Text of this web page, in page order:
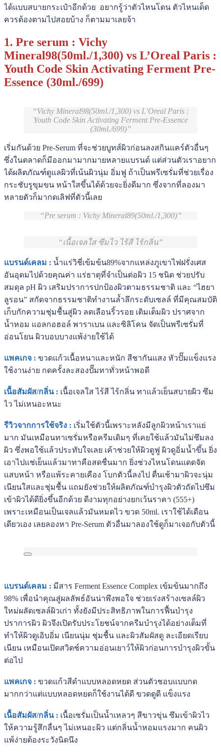
ได้แบบสบายกระเป๋าอีกด้วย อยากรู้ว่าตัวไหนโดน ตัวไหนเด็ด
ควรต้องตามไปสอยบ้าง ก็ตามมาเลยจ้า
1. Pre serum : Vichy
Mineral98(50ml./1,300) vs L’Oreal Paris :
Youth Code Skin Activating Ferment Pre-
Essence (30ml./699)
Vichy Mineral98(50ml./1,300) vs L’Oreal Paris :
Youth Code Skin Activating Ferment Pre-Essence
(30ml./699)
เริ่มกันด้วย Pre-Serum ที่จะช่วยบูทส์ผิวก่อนลงสกินแคร์ตัวอื่นๆ
ซึ่งในตลาดก็มีออกมามากมายหลายแบรนด์ แต่ส่วนตัวเราอยาก
ได้ผลิตภัณฑ์ดูแลผิวที่เน้นผิวนุ่ม อิ่มฟู ถ้าเป็นพรีเซรั่มที่ช่วยเรื่อง
กระชับรูขุมขน หน้าใสขึ้นได้ด้วยจะยิ่งดีมาก ซึ่งจากที่ลองมา
หลายตัวก็มากดเลิฟที่ตัวนี้เลย
Pre serum : Vichy Mineral89(50ml./1,300)
เนื้อเจลใส ซึมไว ไร้สี ไร้กลิ่น
แบรนด์เคลม : น้ำแร่วิชี่เข้มข้น89%จากแหล่งภูเขาไฟฝรั่งเศส
อันอุดมไปด้วยคุณค่า แร่ธาตุที่จำเป็นต่อผิว 15 ชนิด ช่วยปรับ
สมดุล pH ผิว เสริมปราการปกป้องผิวตามธรรมชาติ และ “ไฮยา
ลูรอน” สกัดจากธรรมชาติทำงานล้ำลึกระดับเซลล์ ที่มีคุณสมบัติ
เก็บกักความชุ่มชื้นสู่ผิว ลดเลือนริ้วรอย เติมเต็มผิว ปราศจาก
น้ำหอม แอลกอฮอล์ พาราเบน และซิลิโคน จัดเป็นพรีเซรั่มที่
อ่อนโยน ผิวบอบบางแพ้ง่ายใช้ได้
แพคเกจ : ขวดแก้วเนื้อหนาและหนัก สีชากันแสง หัวปั๊มแข็งแรง
ใช้งานง่าย กดครั้งละสองปั๊มทาทั่วหน้าพอดี
เนื้อสัมผัส/กลิ่น : เนื้อเจลใส ไร้สี ไร้กลิ่น ทาแล้วเย็นสบายผิว ซึม
ไว ไม่เหนอะหนะ
รีวิวจากการใช้จริง : เริ่มใช้ตัวนี้เพราะหลังมีลูกผิวหน้าเราแย่
มาก มันเหมือนทาเซรั่มหรือครีมเดิมๆ ที่เคยใช้แล้วมันไม่ซึมลง
ผิว ซึ่งพอใช้แล้วประทับใจเลย เค้าช่วยให้ผิวดูฟู ผิวดูอิ่มน้ำขึ้น ยิ่ง
เอาไปแช่เย็นแล้วมาทาคือสดชื่นมาก ยิ่งช่วงไหนโดนแดดจัด
แสบหน้า หรือแพ้ระคายเคือง โบกตัวนี้ลงไป ตื่นเช้ามาผิวจะนุ่ม
เนียนใสและชุ่มชื้น แถมยังช่วยให้ผลิตภัณฑ์บำรุงผิวตัวถัดไปซึม
เข้าผิวได้ดียิ่งขึ้นอีกด้วย ดีงามทุกอย่างยกเว้นราคา (555+)
เพราะเหมือนเป็นเจลแล้วมันหมดไว ขวด 50ml. เราใช้ได้เดือน
เดียวเอง เลยลองหา Pre-Serum ตัวอื่นมาลองใช้ดูก็มาเจอกับตัวนี้
แบรนด์เคลม : มีสาร Ferment Essence Complex เข้มข้นมากถึง
98% เพื่อนำคุณสู่ผลลัพธ์อันน่าพึงพอใจ ช่วยเร่งสร้างเซลล์ผิว
ใหม่ผลัดเซลล์ผิวเก่า ทั้งยังมีประสิทธิภาพในการฟื้นบำรุง
ปราการผิว ผิวจึงเปิดรับประโยชน์จากครีมบำรุงได้อย่างเต็มที่
ทำให้ผิวดูเอิบอิ่ม เนียนนุ่ม ชุ่มชื้น และผิวสัมผัสดู ละเอียดเรียบ
เนียน เหมือนเปิดสวิตช์ความอ่อนเยาว์ให้ผิวก่อนการบำรุงผิวขั้น
ต่อไป
แพคเกจ : ขวดแก้วสีดำแบบหลอดหยด ส่วนตัวชอบแบบกด
มากกว่าแต่แบบหลอดหยดก็ใช้งานได้ดี ขวดดูดี แข็งแรง
เนื้อสัมผัส/กลิ่น : เนื้อเซรั่มเป็นน้ำเหลวๆ สีขาวขุ่น ซึมเข้าผิวไว
ให้ความรู้สึกลื่นๆ ไม่เหนอะผิว แต่กลิ่นน้ำหอมแรงมาก คนผิว
แพ้ง่ายต้องระวังนิดนึง